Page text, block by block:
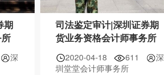
期
深
司法鉴定审计|深圳证券期
货业务资格会计师事务所
2020-04-18 611
深
圳堂堂会计师事务所